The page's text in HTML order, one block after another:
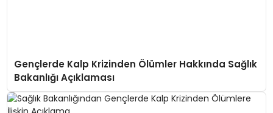
Gençlerde Kalp Krizinden Ölümler Hakkında Sağlık
Bakanlığı Açıklaması